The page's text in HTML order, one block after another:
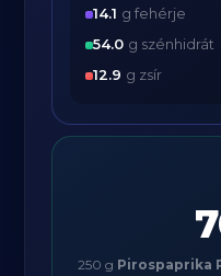
14.1 g fehérje
54.0 g szénhidrát
12.9 g zsír
250 g Pirospaprika